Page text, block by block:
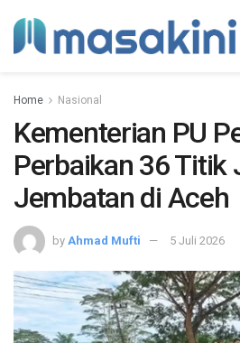
Home Nasional
Kementerian PU
Perbaikan 36 Titik
Jembatan di Aceh
by Ahmad Mufti 5 Juli 2026